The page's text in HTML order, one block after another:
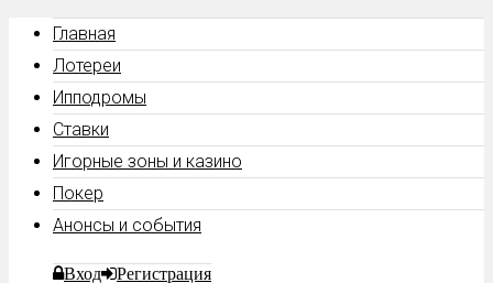
Главная
Лотереи
Ипподромы
Ставки
Игорные зоны и казино
Покер
Анонсы и события
Вход Регистрация